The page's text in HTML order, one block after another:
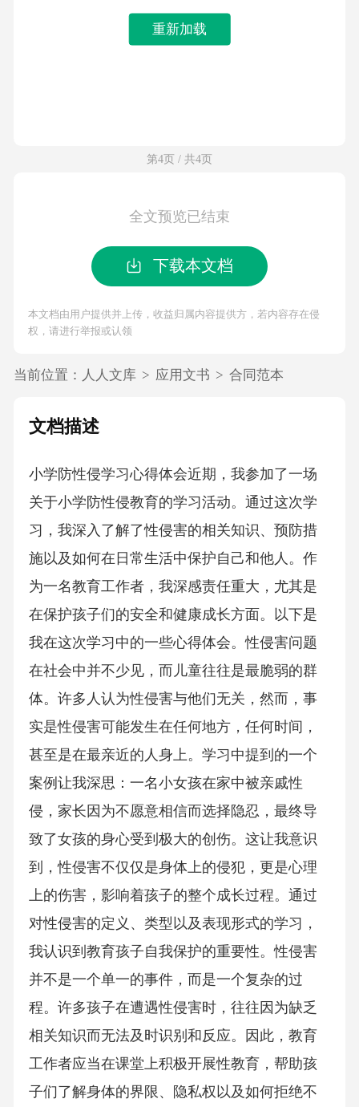
重新加载
第4页 / 共4页
全文预览已结束
下载本文档
本文档由用户提供并上传，收益归属内容提供方，若内容存在侵
权，请进行举报或认领
当前位置： 人人文库 > 应用文书 > 合同范本
文档描述
小学防性侵学习心得体会近期，我参加了一场
关于小学防性侵教育的学习活动。通过这次学
习，我深入了解了性侵害的相关知识、预防措
施以及如何在日常生活中保护自己和他人。作
为一名教育工作者，我深感责任重大，尤其是
在保护孩子们的安全和健康成长方面。以下是
我在这次学习中的一些心得体会。性侵害问题
在社会中并不少见，而儿童往往是最脆弱的群
体。许多人认为性侵害与他们无关，然而，事
实是性侵害可能发生在任何地方，任何时间，
甚至是在最亲近的人身上。学习中提到的一个
案例让我深思：一名小女孩在家中被亲戚性
侵，家长因为不愿意相信而选择隐忍，最终导
致了女孩的身心受到极大的创伤。这让我意识
到，性侵害不仅仅是身体上的侵犯，更是心理
上的伤害，影响着孩子的整个成长过程。通过
对性侵害的定义、类型以及表现形式的学习，
我认识到教育孩子自我保护的重要性。性侵害
并不是一个单一的事件，而是一个复杂的过
程。许多孩子在遭遇性侵害时，往往因为缺乏
相关知识而无法及时识别和反应。因此，教育
工作者应当在课堂上积极开展性教育，帮助孩
子们了解身体的界限、隐私权以及如何拒绝不